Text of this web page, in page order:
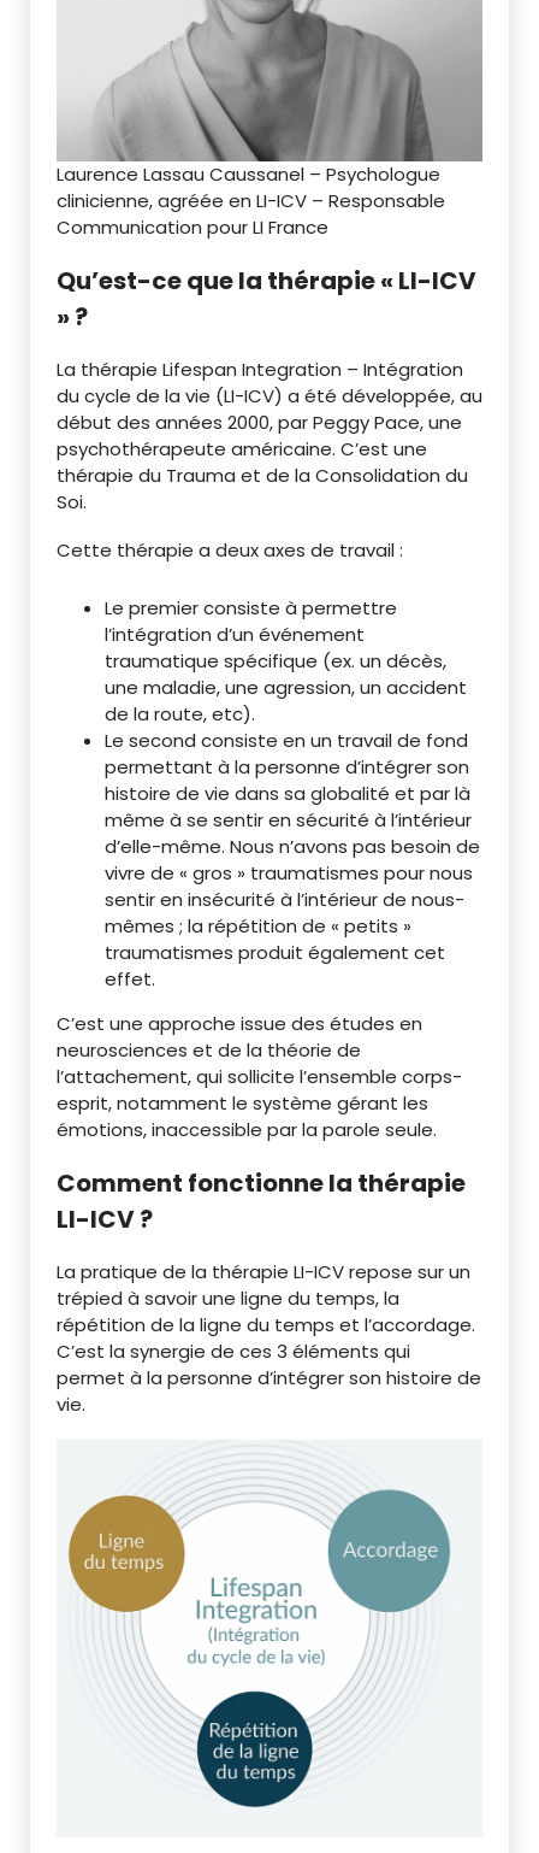
Laurence Lassau Caussanel – Psychologue
clinicienne, agréée en LI-ICV – Responsable
Communication pour LI France
Qu’est-ce que la thérapie « LI-ICV
» ?
La thérapie Lifespan Integration – Intégration
du cycle de la vie (LI-ICV) a été développée, au
début des années 2000, par Peggy Pace, une
psychothérapeute américaine. C’est une
thérapie du Trauma et de la Consolidation du
Soi.
Cette thérapie a deux axes de travail :
Le premier consiste à permettre
l’intégration d’un événement
traumatique spécifique (ex. un décès,
une maladie, une agression, un accident
de la route, etc).
Le second consiste en un travail de fond
permettant à la personne d’intégrer son
histoire de vie dans sa globalité et par là
même à se sentir en sécurité à l’intérieur
d’elle-même. Nous n’avons pas besoin de
vivre de « gros » traumatismes pour nous
sentir en insécurité à l’intérieur de nous-
mêmes ; la répétition de « petits »
traumatismes produit également cet
effet.
C’est une approche issue des études en
neurosciences et de la théorie de
l’attachement, qui sollicite l’ensemble corps-
esprit, notamment le système gérant les
émotions, inaccessible par la parole seule.
Comment fonctionne la thérapie
LI-ICV ?
La pratique de la thérapie LI-ICV repose sur un
trépied à savoir une ligne du temps, la
répétition de la ligne du temps et l’accordage.
C’est la synergie de ces 3 éléments qui
permet à la personne d’intégrer son histoire de
vie.